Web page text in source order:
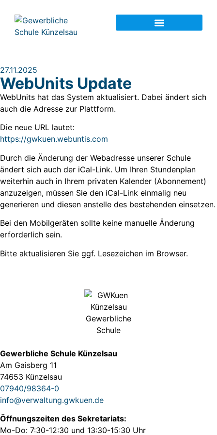
27.11.2025
WebUnits Update
WebUnits hat das System aktualisiert. Dabei ändert sich
auch die Adresse zur Plattform.
Die neue URL lautet:
https://gwkuen.webuntis.com
Durch die Änderung der Webadresse unserer Schule
ändert sich auch der iCal-Link. Um Ihren Stundenplan
weiterhin auch in Ihrem privaten Kalender (Abonnement)
anzuzeigen, müssen Sie den iCal-Link einmalig neu
generieren und diesen anstelle des bestehenden einsetzen.
Bei den Mobilgeräten sollte keine manuelle Änderung
erforderlich sein.
Bitte aktualisieren Sie ggf. Lesezeichen im Browser.
Gewerbliche Schule Künzelsau
Am Gaisberg 11
74653 Künzelsau
07940/98364-0
info@verwaltung.gwkuen.de
Öffnungszeiten des Sekretariats:
Mo-Do: 7:30-12:30 und 13:30-15:30 Uhr